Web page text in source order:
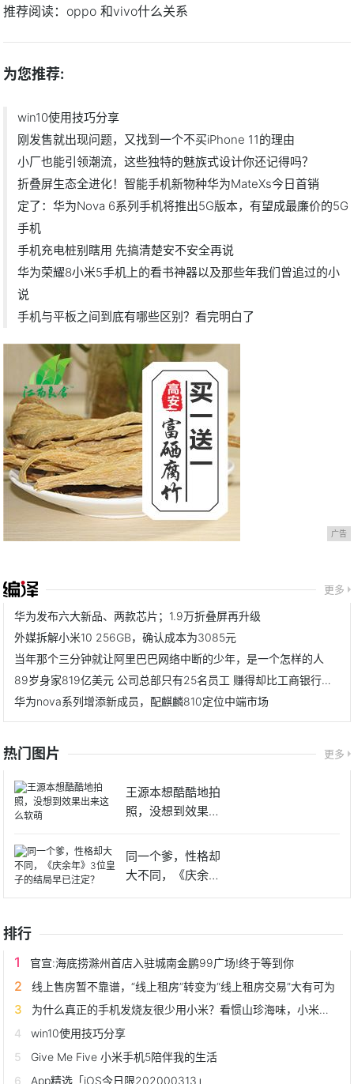
推荐阅读： oppo 和vivo什么关系
为您推荐:
win10使用技巧分享
刚发售就出现问题，又找到一个不买iPhone 11的理由
小厂也能引领潮流，这些独特的魅族式设计你还记得吗？
折叠屏生态全进化！智能手机新物种华为MateXs今日首销
定了：华为Nova 6系列手机将推出5G版本，有望成最廉价的5G
手机
手机充电桩别瞎用 先搞清楚安不安全再说
华为荣耀8小米5手机上的看书神器以及那些年我们曾追过的小
说
手机与平板之间到底有哪些区别？看完明白了
广告
更多
华为发布六大新品、两款芯片；1.9万折叠屏再升级
外媒拆解小米10 256GB，确认成本为3085元
当年那个三分钟就让阿里巴巴网络中断的少年，是一个怎样的人
89岁身家819亿美元 公司总部只有25名员工 赚得却比工商银行还多
华为nova系列增添新成员，配麒麟810定位中端市场
热门图片 更多
王源本想酷酷地拍
照，没想到效果出
同一个爹，性格却
大不同，《庆余
年》3位皇
排行
官宣:海底捞滁州首店入驻城南金鹏99广场!终于等到你
线上售房暂不靠谱，“线上租房”转变为“线上租房交易”大有可为
为什么真正的手机发烧友很少用小米？看惯山珍海味，小米就不香了
win10使用技巧分享
Give Me Five 小米手机5陪伴我的生活
App精选「iOS今日限202000313」